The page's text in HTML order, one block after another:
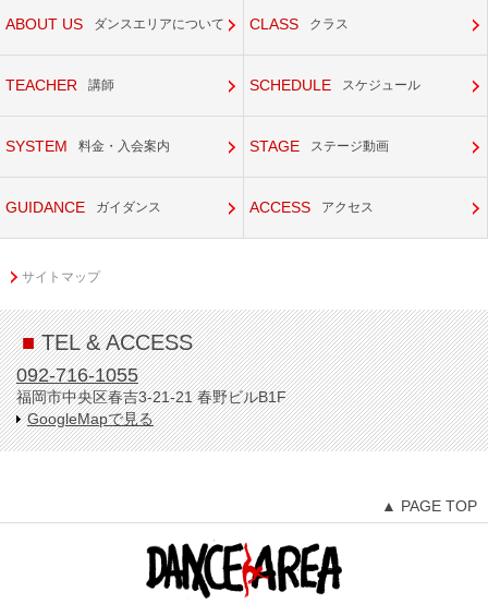
ABOUT US ダンスエリアについて CLASS クラス
TEACHER 講師 SCHEDULE スケジュール
SYSTEM 料金・入会案内 STAGE ステージ動画
GUIDANCE ガイダンス ACCESS アクセス
サイトマップ
■TEL & ACCESS
092-716-1055
福岡市中央区春吉3-21-21 春野ビルB1F
GoogleMapで見る
▲ PAGE TOP